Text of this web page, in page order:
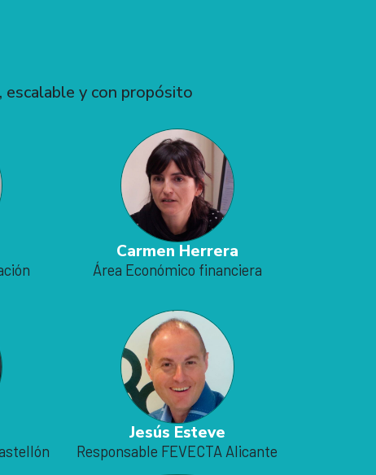
escalable y con propósito
Carmen Herrera
Área Económico financiera
Jesús Esteve
Responsable FEVECTA Alicante